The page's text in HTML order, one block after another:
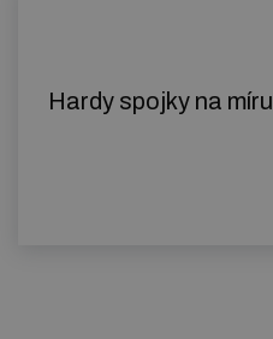
Hardy spojky na míru